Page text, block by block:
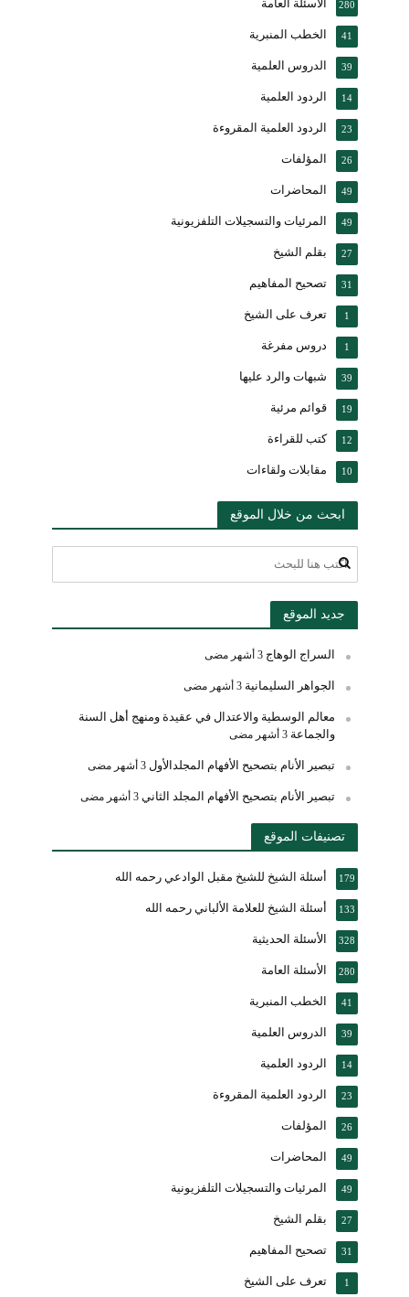
الأسئلة العامة 280
الخطب المنبرية 41
الدروس العلمية 39
الردود العلمية 14
الردود العلمية المقروءة 23
المؤلفات 26
المحاضرات 49
المرئيات والتسجيلات التلفزيونية 49
بقلم الشيخ 27
تصحيح المفاهيم 31
تعرف على الشيخ 1
دروس مفرغة 1
شبهات والرد عليها 39
قوائم مرئية 19
كتب للقراءة 12
مقابلات ولقاءات 10
ابحث من خلال الموقع
جديد الموقع
السراج الوهاج 3 أشهر مضى
الجواهر السليمانية 3 أشهر مضى
معالم الوسطية والاعتدال في عقيدة ومنهج أهل السنة
والجماعة 3 أشهر مضى
تبصير الأنام بتصحيح الأفهام المجلدالأول 3 أشهر مضى
تبصير الأنام بتصحيح الأفهام المجلد الثاني 3 أشهر مضى
تصنيفات الموقع
أسئلة الشيخ للشيخ مقبل الوادعي رحمه الله 179
أسئلة الشيخ للعلامة الألباني رحمه الله 133
الأسئلة الحديثية 328
الأسئلة العامة 280
الخطب المنبرية 41
الدروس العلمية 39
الردود العلمية 14
الردود العلمية المقروءة 23
المؤلفات 26
المحاضرات 49
المرئيات والتسجيلات التلفزيونية 49
بقلم الشيخ 27
تصحيح المفاهيم 31
تعرف على الشيخ 1